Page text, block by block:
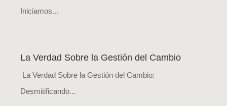
Iniciamos...
La Verdad Sobre la Gestión del Cambio
La Verdad Sobre la Gestión del Cambio:
Desmitificando...